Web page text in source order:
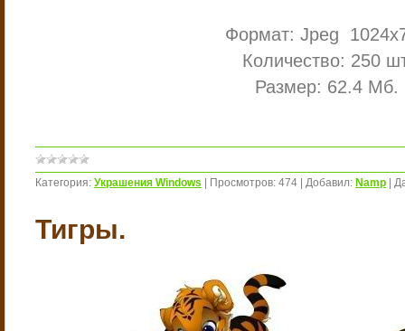
Формат: Jpeg
Количество: 250
Размер: 62.4 Мб.
Категория: Украшения Windows Просмотров: 474 Добавил: Namp
Тигры.